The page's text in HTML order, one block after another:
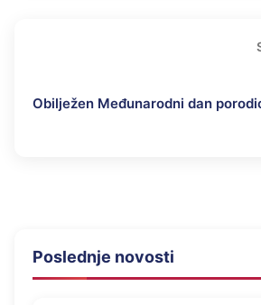
Obilježen Međunarodni dan
Poslednje novosti